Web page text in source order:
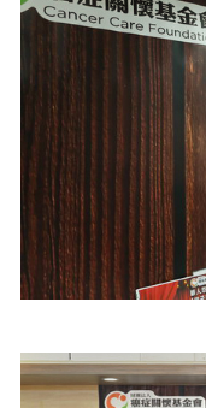
日記簿
享樂隨手拍
照相簿
影音區
創意出版服務
關於Yilan